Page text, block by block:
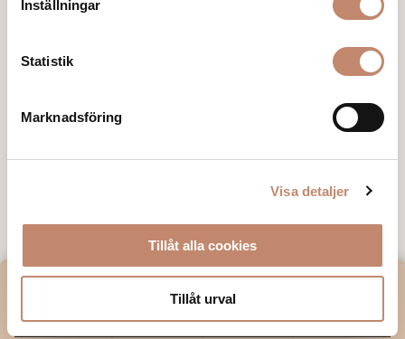
Inställningar
Statistik
Marknadsföring
Visa detaljer
Tillåt alla cookies
Tillåt urval